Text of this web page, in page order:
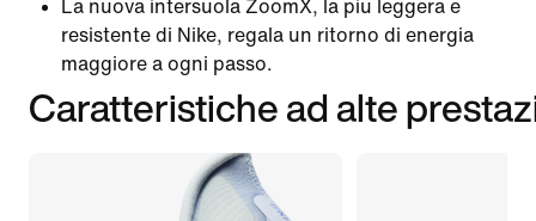
La nuova intersuola ZoomX, la più leggera e
resistente di Nike, regala un ritorno di energia
maggiore a ogni passo.
Caratteristiche ad alte